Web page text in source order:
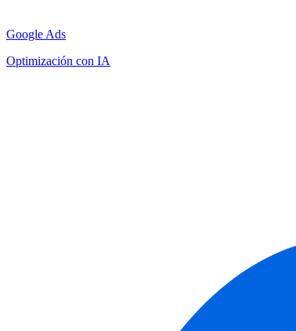
Google Ads
Optimización con IA